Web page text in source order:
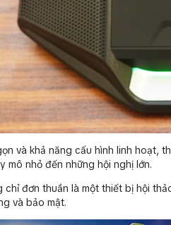
và khả năng cấu hình linh hoạt,
mô nhỏ đến những hội nghị lớn.
chỉ đơn thuần là một thiết bị hội
và bảo mật.